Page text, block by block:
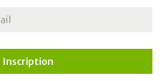
Inscription